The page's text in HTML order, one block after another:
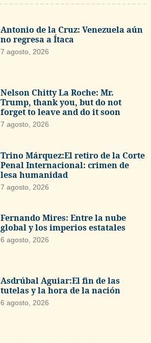
Antonio de la Cruz: Venezuela aún
no regresa a Ítaca
7 agosto, 2026
Nelson Chitty La Roche: Mr.
Trump, thank you, but do not
forget to leave and do it soon
7 agosto, 2026
Trino Márquez:El retiro de la Corte
Penal Internacional: crimen de
lesa humanidad
7 agosto, 2026
Fernando Mires: Entre la nube
global y los imperios estatales
6 agosto, 2026
Asdrúbal Aguiar:El fin de las
tutelas y la hora de la nación
6 agosto, 2026